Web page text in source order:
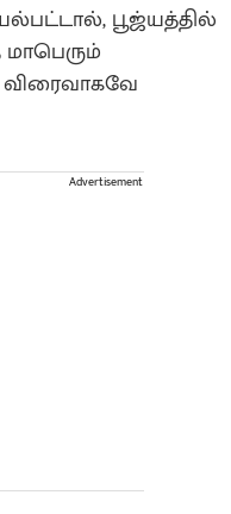
பூஜ்யத்தில்
Advertisement